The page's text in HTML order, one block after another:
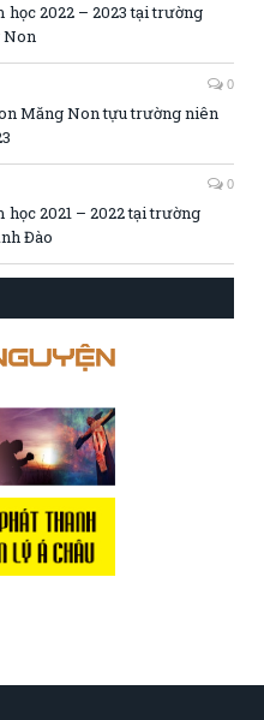
học 2022 – 2023 tại trường
Non
0
Măng Non tựu trường niên
0
học 2021 – 2022 tại trường
Đào